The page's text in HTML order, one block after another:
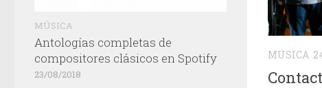
MÚSICA
MÚSICA
Antologías completas de
compositores clásicos en Spotify
23/08/2018